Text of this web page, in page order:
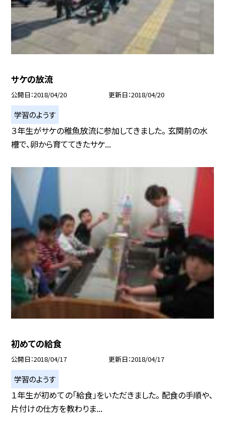
サケの放流
公開日 2018/04/20 更新日 2018/04/20
学習のようす
３年生がサケの稚魚放流に参加してきました。 玄関前の水
槽で、卵から育ててきたサケ...
初めての給食
公開日 2018/04/17 更新日 2018/04/17
学習のようす
１年生が初めての「給食」をいただきました。 配食の手順や、
片付けの仕方を教わりま...